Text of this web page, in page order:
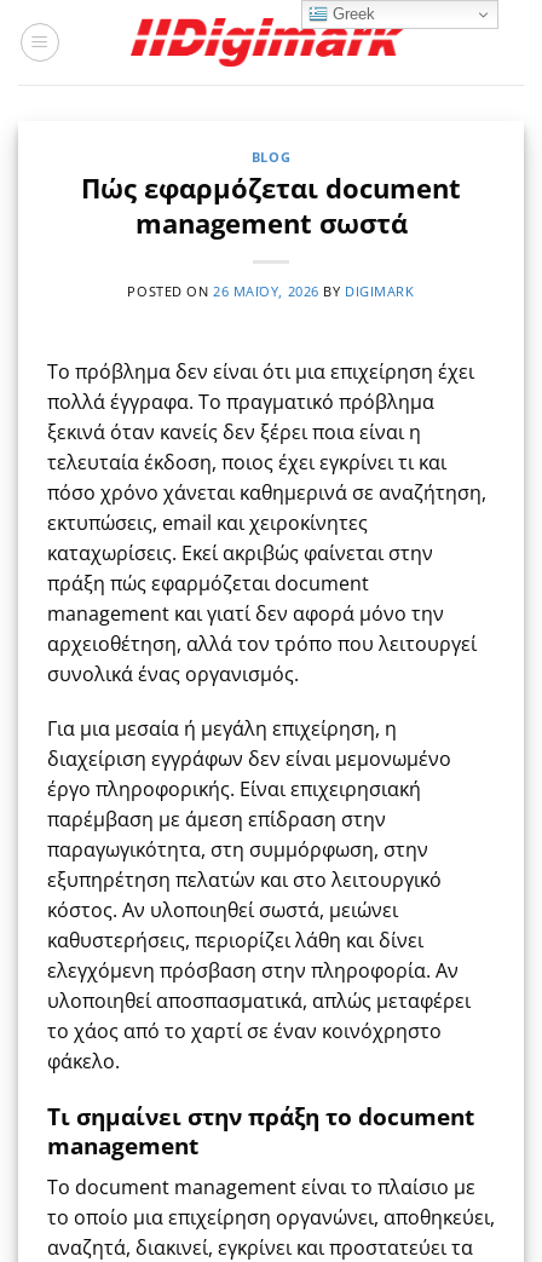
στο
BLOG
Πώς εφαρμόζεται document
management σωστά
POSTED ON 26 ΜΑΪ́ΟΥ, 2026 BY DIGIMARK
Το πρόβλημα δεν είναι ότι μια επιχείρηση έχει
πολλά έγγραφα. Το πραγματικό πρόβλημα
ξεκινά όταν κανείς δεν ξέρει ποια είναι η
τελευταία έκδοση, ποιος έχει εγκρίνει τι και
πόσο χρόνο χάνεται καθημερινά σε αναζήτηση,
εκτυπώσεις, email και χειροκίνητες
καταχωρίσεις. Εκεί ακριβώς φαίνεται στην
πράξη πώς εφαρμόζεται document
management και γιατί δεν αφορά μόνο την
αρχειοθέτηση, αλλά τον τρόπο που λειτουργεί
συνολικά ένας οργανισμός.
Για μια μεσαία ή μεγάλη επιχείρηση, η
διαχείριση εγγράφων δεν είναι μεμονωμένο
έργο πληροφορικής. Είναι επιχειρησιακή
παρέμβαση με άμεση επίδραση στην
παραγωγικότητα, στη συμμόρφωση, στην
εξυπηρέτηση πελατών και στο λειτουργικό
κόστος. Αν υλοποιηθεί σωστά, μειώνει
καθυστερήσεις, περιορίζει λάθη και δίνει
ελεγχόμενη πρόσβαση στην πληροφορία. Αν
υλοποιηθεί αποσπασματικά, απλώς μεταφέρει
το χάος από το χαρτί σε έναν κοινόχρηστο
φάκελο.
Τι σημαίνει στην πράξη το document
management
Το document management είναι το πλαίσιο με
το οποίο μια επιχείρηση οργανώνει, αποθηκεύει,
αναζητά, διακινεί, εγκρίνει και προστατεύει τα
Greek